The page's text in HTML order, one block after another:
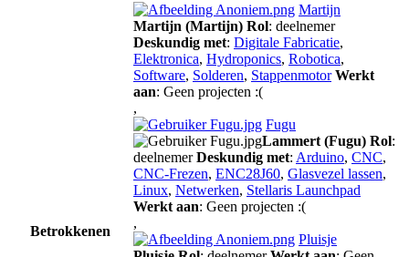
Betrokkenen
Martijn
Martijn (Martijn) Rol: deelnemer
Deskundig met: Digitale Fabricatie,
Elektronica, Hydroponics, Robotica,
Software, Solderen, Stappenmotor Werkt
aan: Geen projecten :(
,
Fugu
Lammert (Fugu) Rol:
deelnemerDeskundig met: Arduino, CNC,
CNC-Frezen, ENC28J60, Glasvezel lassen,
Linux, Netwerken, Stellaris Launchpad
Werkt aan: Geen projecten :(
,
Pluisje